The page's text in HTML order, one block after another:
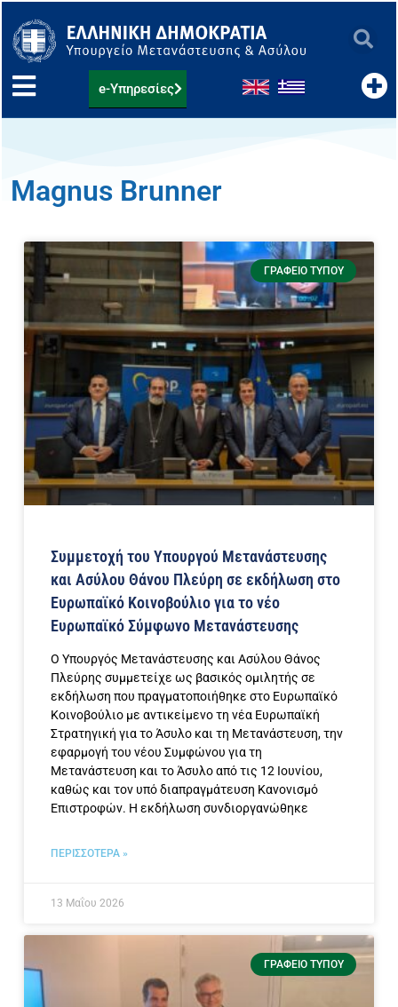
στο
περιεχόμενο
e-Υπηρεσίες
Magnus Brunner
ΓΡΑΦΕΊΟ ΤΎΠΟΥ
Συμμετοχή του Υπουργού Μετανάστευσης
και Ασύλου Θάνου Πλεύρη σε εκδήλωση στο
Ευρωπαϊκό Κοινοβούλιο για το νέο
Ευρωπαϊκό Σύμφωνο Μετανάστευσης
Ο Υπουργός Μετανάστευσης και Ασύλου Θάνος
Πλεύρης συμμετείχε ως βασικός ομιλητής σε
εκδήλωση που πραγματοποιήθηκε στο Ευρωπαϊκό
Κοινοβούλιο με αντικείμενο τη νέα Ευρωπαϊκή
Στρατηγική για το Άσυλο και τη Μετανάστευση, την
εφαρμογή του νέου Συμφώνου για τη
Μετανάστευση και το Άσυλο από τις 12 Ιουνίου,
καθώς και τον υπό διαπραγμάτευση Κανονισμό
Επιστροφών. Η εκδήλωση συνδιοργανώθηκε
ΠΕΡΙΣΣΟΤΕΡΑ »
13 Μαΐου 2026
ΓΡΑΦΕΊΟ ΤΎΠΟΥ